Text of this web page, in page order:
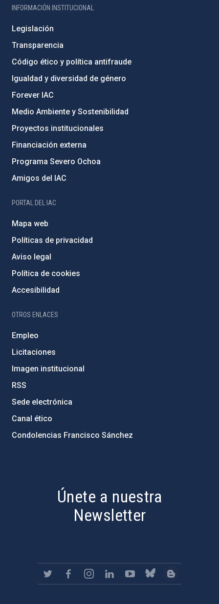
INFORMACIÓN INSTITUCIONAL
Legislación
Transparencia
Código ético y política antifraude
Igualdad y diversidad de género
Forever IAC
Medio Ambiente y Sostenibilidad
Proyectos institucionales
Financiación externa
Programa Severo Ochoa
Amigos del IAC
PORTAL DEL IAC
Mapa web
Políticas de privacidad
Aviso legal
Política de cookies
Accesibilidad
OTROS ENLACES
Empleo
Licitaciones
Imagen institucional
RSS
Sede electrónica
Canal ético
Condolencias Francisco Sánchez
Únete a nuestra
Newsletter